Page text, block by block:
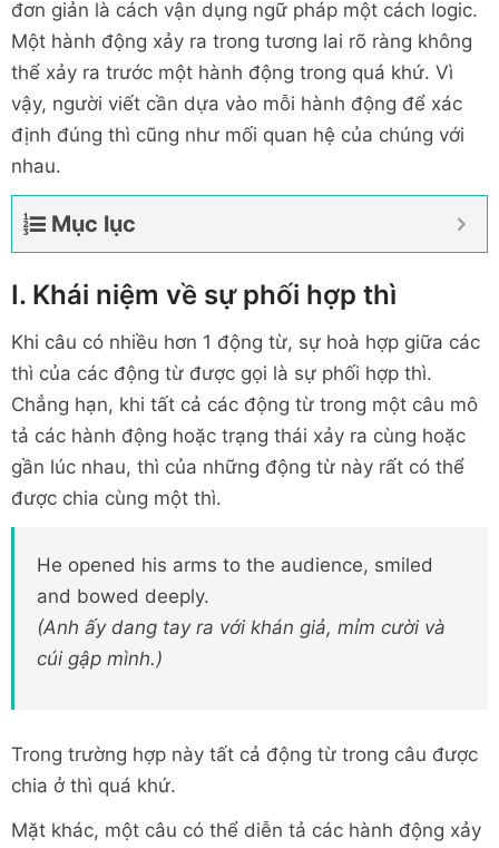
đơn giản là cách vận dụng ngữ pháp một cách logic.
Một hành động xảy ra trong tương lai rõ ràng không
thể xảy ra trước một hành động trong quá khứ. Vì
vậy, người viết cần dựa vào mỗi hành động để xác
định đúng thì cũng như mối quan hệ của chúng với
nhau.
Mục lục
I. Khái niệm về sự phối hợp thì
Khi câu có nhiều hơn 1 động từ, sự hoà hợp giữa các
thì của các động từ được gọi là sự phối hợp thì.
Chẳng hạn, khi tất cả các động từ trong một câu mô
tả các hành động hoặc trạng thái xảy ra cùng hoặc
gần lúc nhau, thì của những động từ này rất có thể
được chia cùng một thì.
He opened his arms to the audience, smiled
and bowed deeply.
(Anh ấy dang tay ra với khán giả, mỉm cười và
cúi gập mình.)
Trong trường hợp này tất cả động từ trong câu được
chia ở thì quá khứ.
Mặt khác, một câu có thể diễn tả các hành động xảy